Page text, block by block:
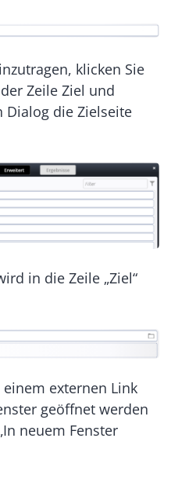
klicken Sie
Zeile Ziel und
die Zielseite
in die Zeile „Ziel“
externen Link
geöffnet werden
neuem Fenster